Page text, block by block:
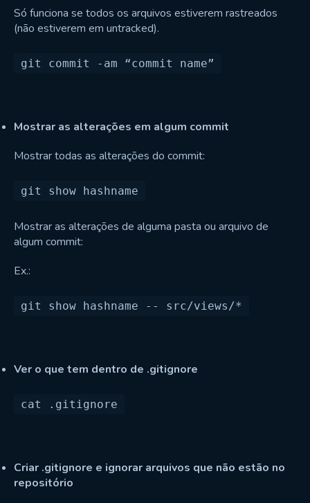
Só funciona se todos os arquivos estiverem rastreados
(não estiverem em untracked).
Mostrar as alterações em algum commit
Mostrar todas as alterações do commit:
Mostrar as alterações de alguma pasta ou arquivo de
algum commit:
Ex.:
Ver o que tem dentro de .gitignore
Criar .gitignore e ignorar arquivos que não estão no
repositório